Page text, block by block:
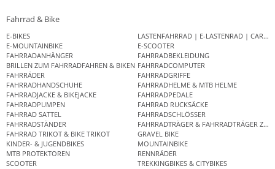
Fahrrad & Bike
E-BIKES
LASTENFAHRRAD | E-LASTENRAD |
E-MOUNTAINBIKE
E-SCOOTER
FAHRRADANHÄNGER
FAHRRADBEKLEIDUNG
BRILLEN ZUM FAHRRADFAHREN & BIKEN FAHRRADCOMPUTER
FAHRRÄDER
FAHRRADGRIFFE
FAHRRADHANDSCHUHE
FAHRRADHELME & MTB HELME
FAHRRADJACKE & BIKEJACKE
FAHRRADPEDALE
FAHRRADPUMPEN
FAHRRAD RUCKSÄCKE
FAHRRAD SATTEL
FAHRRADSCHLÖSSER
FAHRRADSTÄNDER
FAHRRADTRÄGER & FAHRRADTRÄGER
FAHRRAD TRIKOT & BIKE TRIKOT
GRAVEL BIKE
KINDER- & JUGENDBIKES
MOUNTAINBIKE
MTB PROTEKTOREN
RENNRÄDER
SCOOTER
TREKKINGBIKES & CITYBIKES